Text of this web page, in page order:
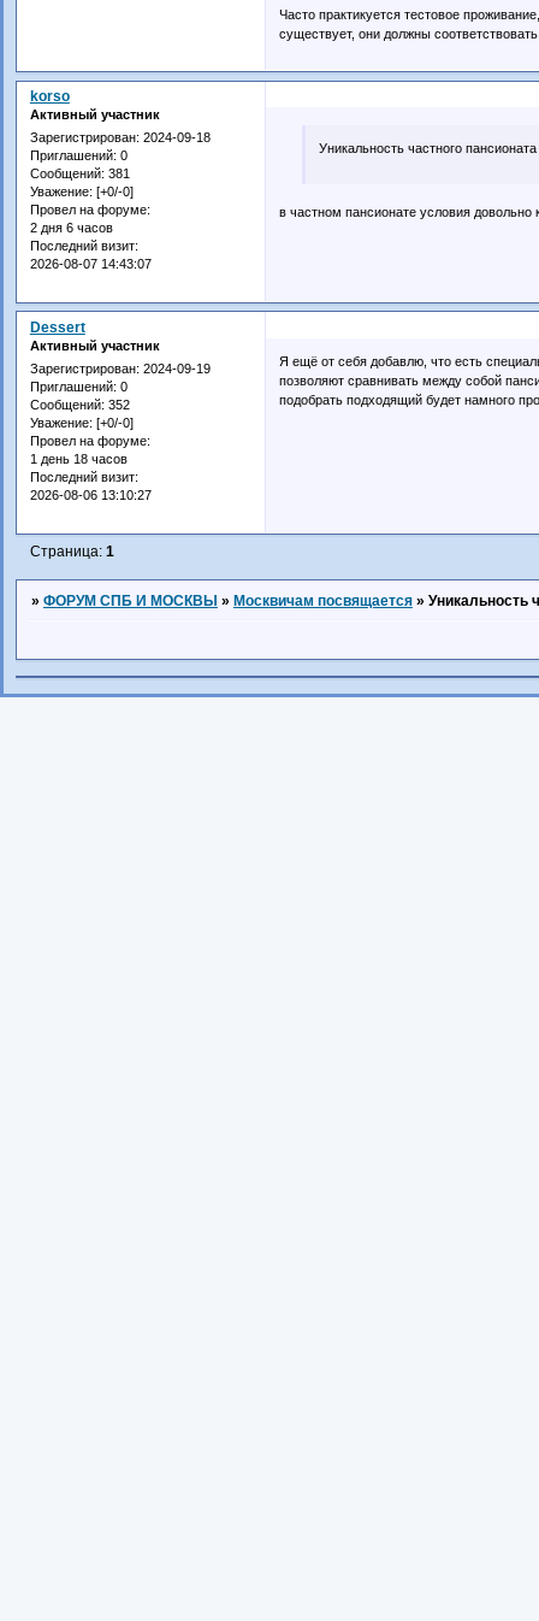
Часто практикуется тестовое
существует, они должны
korso
Активный участник
Зарегистрирован: 2024-09-18
Приглашений: 0
Сообщений: 381
Уважение: [+0/-0]
Провел на форуме:
2 дня 6 часов
Последний визит:
2026-08-07 14:43:07
Уникальность частного пансионата
в частном пансионате условия
Dessert
Активный участник
Зарегистрирован: 2024-09-19
Приглашений: 0
Сообщений: 352
Уважение: [+0/-0]
Провел на форуме:
1 день 18 часов
Последний визит:
2026-08-06 13:10:27
Я ещё от себя добавлю, что есть
позволяют сравнивать между собой
подобрать подходящий будет намного
Страница: 1
» ФОРУМ СПБ И МОСКВЫ » Москвичам посвящается » Уникальность